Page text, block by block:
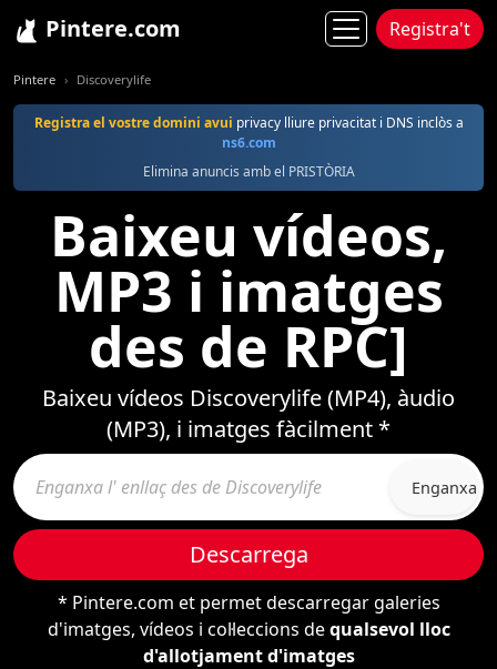
Pintere.com Registra't
Pintere Discoverylife
Registra el vostre domini avui privacy lliure privacitat i DNS inclòs a
ns6.com
Elimina anuncis amb el PRISTÒRIA
Baixeu vídeos,
MP3 i imatges
des de RPC]
Baixeu vídeos Discoverylife (MP4), àudio
(MP3), i imatges fàcilment *
Enganxa
Descarrega
* Pintere.com et permet descarregar galeries
d'imatges, vídeos i col·leccions dequalsevol lloc
d'allotjament d'imatges